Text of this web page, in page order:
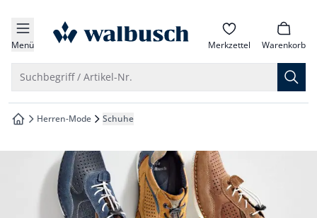
springen
springen
springen
springen
Menü zur Startseite Merkzettel Warenkorb
Suchbegriff / Artikel-Nr.
zur Startseite
Herren-Mode Schuhe